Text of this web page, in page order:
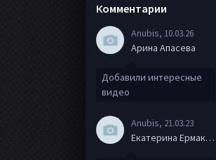
Комментарии
Anubis, 10.03.26
Арина Апасева
Добавили интересные
видео
Anubis, 21.03.23
Екатерина Ермакова